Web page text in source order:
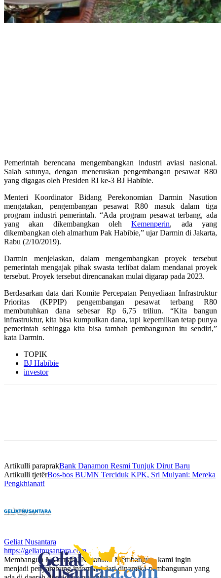
Pemerintah berencana mengembangkan industri aviasi nasional.
Salah satunya, dengan meneruskan pengembangan pesawat R80
yang digagas oleh Presiden RI ke-3 BJ Habibie.
Menteri Koordinator Bidang Perekonomian Darmin Nasution
mengatakan, pengembangan pesawat R80 masuk dalam tiga
program industri pemerintah. “Ada program pesawat terbang, ada
yang akan dikembangkan olehKemenperin, ada yang
dikembangkan oleh almarhum Pak Habibie,” ujar Darmin di Jakarta,
Rabu (2/10/2019).
Darmin menjelaskan, dalam mengembangkan proyek tersebut
pemerintah mengajak pihak swasta terlibat dalam mendanai proyek
tersebut. Proyek tersebut direncanakan mulai digarap pada 2023.
Berdasarkan data dari Komite Percepatan Penyediaan Infrastruktur
Prioritas (KPPIP) pengembangan pesawat terbang R80
membutuhkan dana sebesar Rp 6,75 triliun. “Kita bangun
infrastruktur, kita bisa kumpulkan dana, tapi kepemilkan tetap punya
pemerintah sehingga kita bisa tambah pembangunan itu sendiri,”
kata Darmin.
TOPIK
BJ Habibie
investor
Artikulli paraprakBank Danamon Resmi Tunjuk Dirut Baru
Artikulli tjetërBos-bos BUMN Terciduk KPK, Sri Mulyani: Mereka
Pengkhianat!
Geliat Nusantara
https://geliatnusantara.com
Membangun Nusantara, Nusantara Membangun, kami ingin
menjadi penyambung informasi dari dinamika pembangunan yang